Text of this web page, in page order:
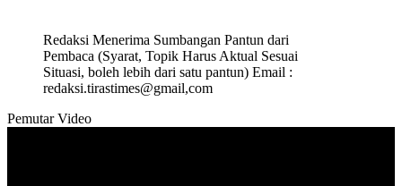
Redaksi Menerima Sumbangan Pantun dari
Pembaca (Syarat, Topik Harus Aktual Sesuai
Situasi, boleh lebih dari satu pantun) Email :
redaksi.tirastimes@gmail,com
Pemutar Video